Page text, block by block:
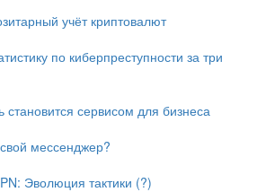
учёт криптовалют
по киберпреступности за три
становится сервисом для бизнеса
мессенджер?
Эволюция тактики (?)